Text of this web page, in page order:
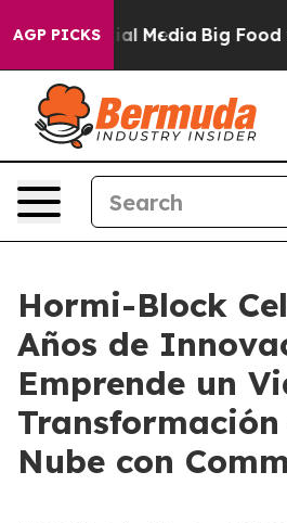
AGP PICKS
on Social Media Big Food vs.
Hormi-Block
Años de
Emprende un
Nube con